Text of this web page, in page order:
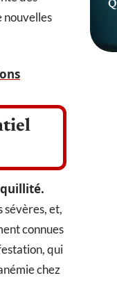
nouvelles
sévères, et,
connues
qui
chez